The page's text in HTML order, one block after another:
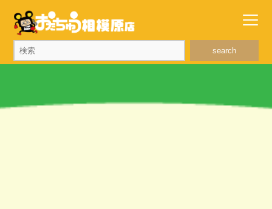
search